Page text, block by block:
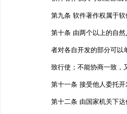
第九条 软件著作权属于
第十条 由两个以上的自
者对各自开发的部分可以
致行使；不能协商一致，
第十一条 接受他人委托
第十二条 由国家机关下